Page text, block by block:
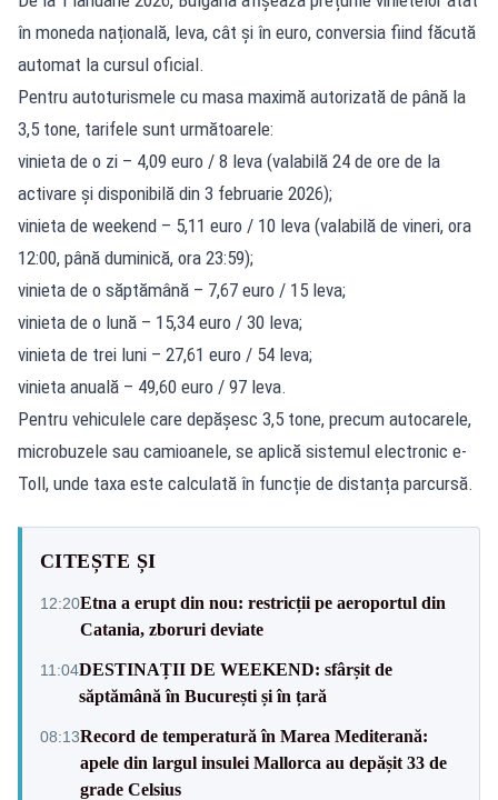
în moneda națională, leva, cât și în euro, conversia fiind făcută
automat la cursul oficial.
Pentru autoturismele cu masa maximă autorizată de până la
3,5 tone, tarifele sunt următoarele:
vinieta de o zi – 4,09 euro / 8 leva (valabilă 24 de ore de la
activare și disponibilă din 3 februarie 2026);
vinieta de weekend – 5,11 euro / 10 leva (valabilă de vineri, ora
12:00, până duminică, ora 23:59);
vinieta de o săptămână – 7,67 euro / 15 leva;
vinieta de o lună – 15,34 euro / 30 leva;
vinieta de trei luni – 27,61 euro / 54 leva;
vinieta anuală – 49,60 euro / 97 leva.
Pentru vehiculele care depășesc 3,5 tone, precum autocarele,
microbuzele sau camioanele, se aplică sistemul electronic e-
Toll, unde taxa este calculată în funcție de distanța parcursă.
CITEȘTE ȘI
12:20Etna a erupt din nou: restricții pe aeroportul din
Catania, zboruri deviate
11:04DESTINAȚII DE WEEKEND: sfârșit de
săptămână în București și în țară
08:13Record de temperatură în Marea Mediterană:
apele din largul insulei Mallorca au depășit 33 de
grade Celsius